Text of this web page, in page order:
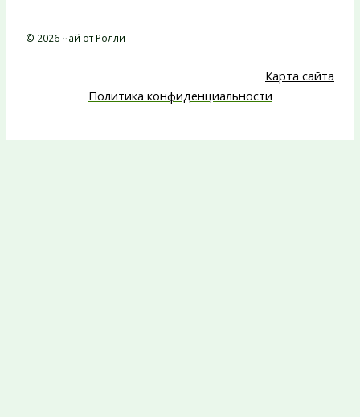
© 2026 Чай от Ролли
Карта сайта
Политика конфиденциальности